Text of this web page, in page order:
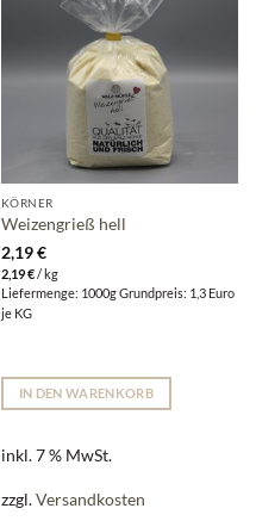
KÖRNER
Weizengrieß hell
2,19€
2,19€/ kg
Liefermenge: 1000g Grundpreis: 1,3 Euro
je KG
IN DEN WARENKORB
inkl. 7 % MwSt.
zzgl.Versandkosten